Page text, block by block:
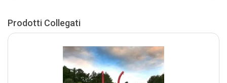
Prodotti Collegati